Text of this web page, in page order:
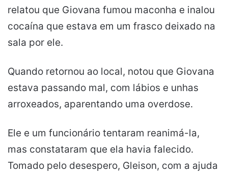
relatou que Giovana fumou maconha e inalou
cocaína que estava em um frasco deixado na
sala por ele.
Quando retornou ao local, notou que Giovana
estava passando mal, com lábios e unhas
arroxeados, aparentando uma overdose.
Ele e um funcionário tentaram reanimá-la,
mas constataram que ela havia falecido.
Tomado pelo desespero, Gleison, com a ajuda